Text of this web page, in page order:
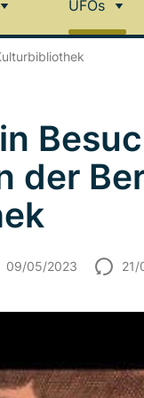
UFOs
der
09/05/2023 21/